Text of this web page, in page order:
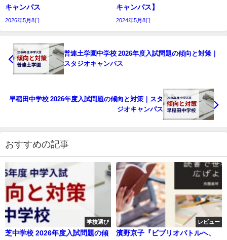
キャンパス
2026年5月8日
キャンパス】
2024年5月8日
普連土学園中学校 2026年度入試問題の傾向と対策｜
スタジオキャンパス
早稲田中学校 2026年度入試問題の傾向と対策｜スタ
ジオキャンパス
おすすめの記事
学校選び
芝中学校 2026年度入試問題の傾
レビュー
濱野京子『ビブリオバトルへ、